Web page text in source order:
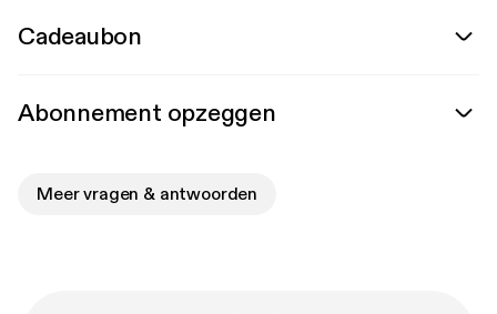
Cadeaubon
Abonnement opzeggen
Meer vragen & antwoorden